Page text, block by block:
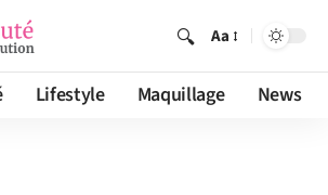
Aa
Lifestyle Maquillage News